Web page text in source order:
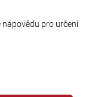
pro určení